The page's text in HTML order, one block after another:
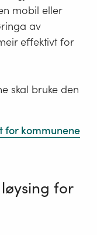
mobil eller
av
effektivt for
skal bruke den
for kommunene
for